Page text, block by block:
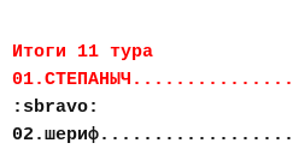
Итоги 11 тура
:sbravo: